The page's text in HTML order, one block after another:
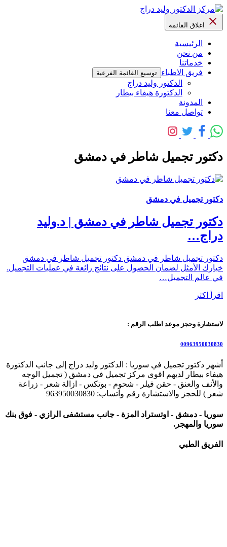
اغلاق القائمة
الرئيسية
من نحن
خدماتنا
فريق الاطباء توسيع القائمة الفرعية
الدكتور وليد دراج
الدكتورة هيفاء بيطار
المدونة
تواصل معنا
دكتور تجميل شاطر في دمشق
دكتور تجميل في دمشق
دكتور تجميل شاطر في دمشق | د.وليد
دراج…
دكتور تجميل شاطر في دمشق دكتور تجميل شاطر في دمشق
خيارك الأمثل لضمان الحصول على نتائج رائعة في عمليات التجميل.
في عالم التجميل…
اقرأ اكثر
لاستشارة وحجز موعد اطلب الرقم :
00963950030830
أشهر دكتور تجميل في سوريا : الدكتور وليد دراج إلى جانب الدكتورة
هيفاء بيطار لديهم اقوى مركز تجميل في دمشق ( تجميل الوجه
والأنف والعنق - حقن فيلر - شحوم - بوتكس - ازالة شعر - زراعة
شعر ) للحجز والاستشارة رقم وآتساب: 963950030830
سوريا - دمشق - اوتستراد المزة - جانب مستشفى الرازي - فوق بنك
سوريا والمهجر.
الفريق الطبي